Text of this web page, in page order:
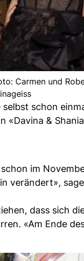
Carmen und
selbst schon
«Davina &
im
verändert»,
dass sich
«Am Ende